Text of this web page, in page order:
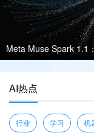
piqa
EleutherAI/
AI热点
行业 学习 机